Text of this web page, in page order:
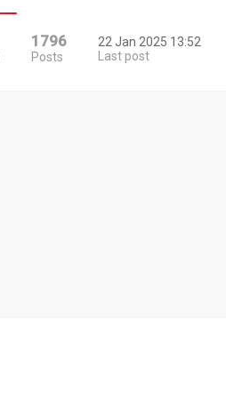
1796
Posts
22 Jan 2025 13:52
Last post